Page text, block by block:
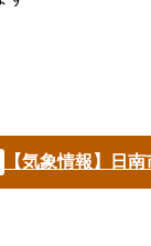
【気象情報】日